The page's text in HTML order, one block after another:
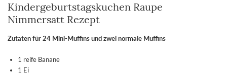
Kindergeburtstagskuchen Raupe
Nimmersatt Rezept
Zutaten für 24 Mini-Muffins und zwei normale Muffins
1 reife Banane
1 Ei